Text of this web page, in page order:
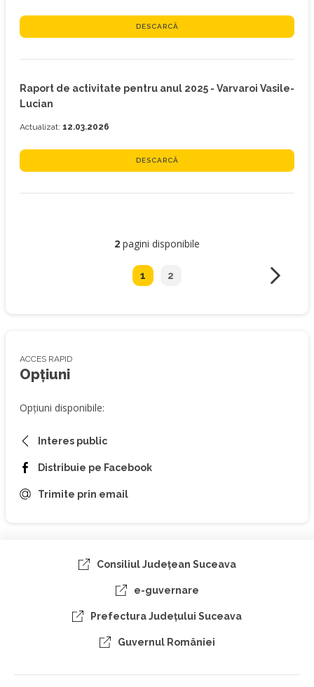
DESCARCĂ
Raport de activitate pentru anul 2025 - Varvaroi Vasile-
Lucian
Actualizat: 12.03.2026
DESCARCĂ
2 pagini disponibile
1 2
ACCES RAPID
Opțiuni
Opțiuni disponibile:
Interes public
Distribuie pe Facebook
Trimite prin email
Consiliul Judeţean Suceava
e-guvernare
Prefectura Judeţului Suceava
Guvernul României